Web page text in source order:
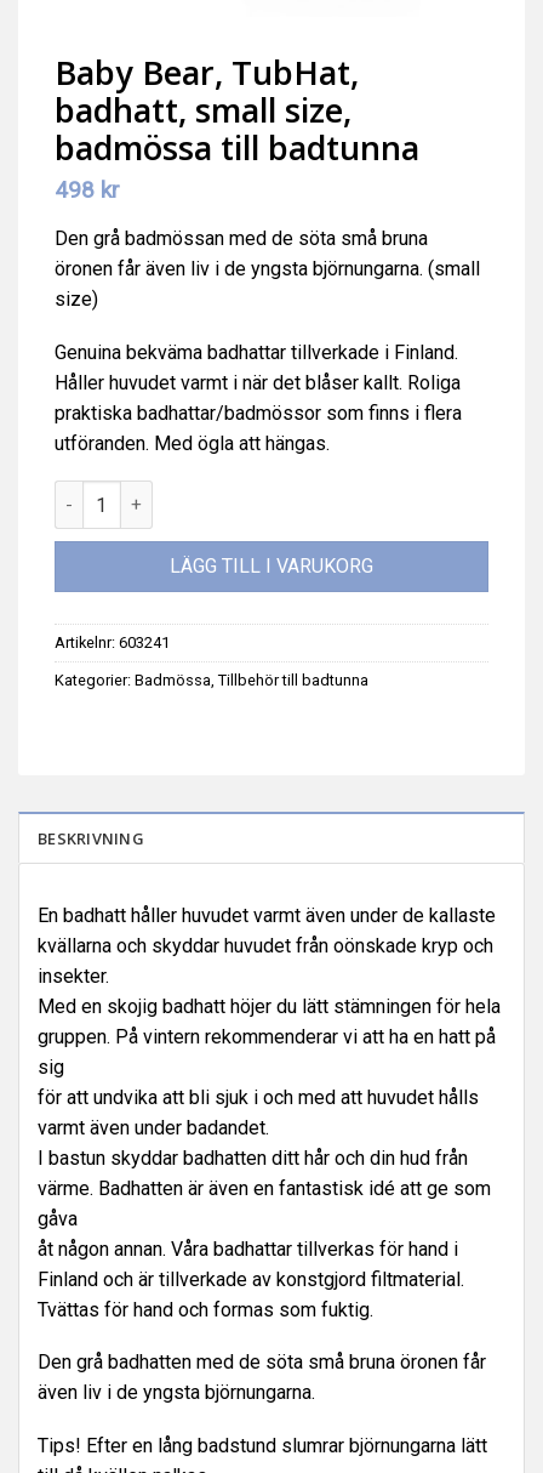
Baby Bear, TubHat,
badhatt, small size,
badmössa till badtunna
498 kr
Den grå badmössan med de söta små bruna
öronen får även liv i de yngsta björnungarna. (small
size)
Genuina bekväma badhattar tillverkade i Finland.
Håller huvudet varmt i när det blåser kallt. Roliga
praktiska badhattar/badmössor som finns i flera
utföranden. Med ögla att hängas.
Baby Bear, TubHat, badhatt, small size, badmössa till
LÄGG TILL I VARUKORG
Artikelnr: 603241
Kategorier: Badmössa, Tillbehör till badtunna
BESKRIVNING
En badhatt håller huvudet varmt även under de kallaste
kvällarna och skyddar huvudet från oönskade kryp och
insekter.
Med en skojig badhatt höjer du lätt stämningen för hela
gruppen. På vintern rekommenderar vi att ha en hatt på
sig
för att undvika att bli sjuk i och med att huvudet hålls
varmt även under badandet.
I bastun skyddar badhatten ditt hår och din hud från
värme. Badhatten är även en fantastisk idé att ge som
gåva
åt någon annan. Våra badhattar tillverkas för hand i
Finland och är tillverkade av konstgjord filtmaterial.
Tvättas för hand och formas som fuktig.
Den grå badhatten med de söta små bruna öronen får
även liv i de yngsta björnungarna.
Tips! Efter en lång badstund slumrar björnungarna lätt